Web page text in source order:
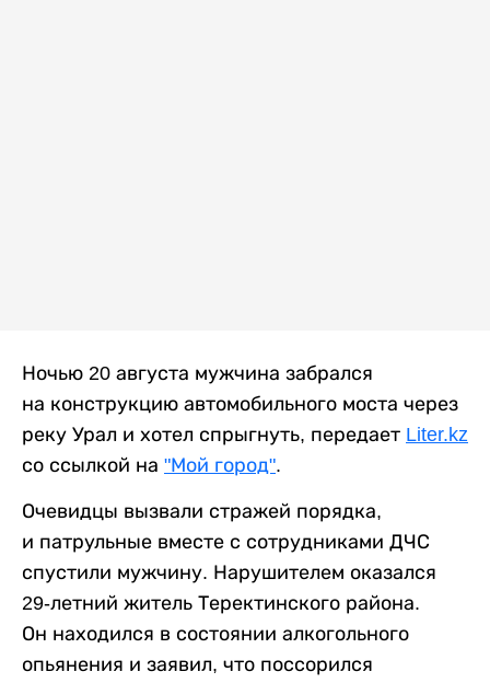
Ночью 20 августа мужчина забрался
на конструкцию автомобильного моста через
реку Урал и хотел спрыгнуть, передает Liter.kz
со ссылкой на "Мой город".
Очевидцы вызвали стражей порядка,
и патрульные вместе с сотрудниками ДЧС
спустили мужчину. Нарушителем оказался
29-летний житель Теректинского района.
Он находился в состоянии алкогольного
опьянения и заявил, что поссорился